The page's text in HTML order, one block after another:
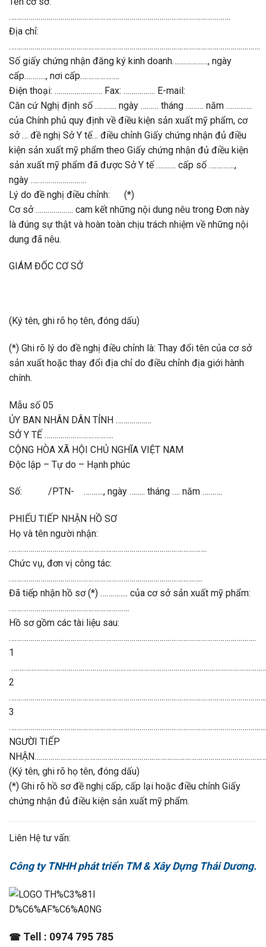
………………………………………………………………………………………………….
Địa chỉ:
……………………………………………………………………………………………………………….
Số giấy chứng nhận đăng ký kinh doanh………………, ngày
cấp……….., nơi cấp………………..
Điện thoại: …………………… Fax: ……………. E-mail:
Căn cứ Nghị định số ……….. ngày ……… tháng ……… năm ………….
của Chính phủ quy định về điều kiện sản xuất mỹ phẩm, cơ
sở … đề nghị Sở Y tế… điều chỉnh Giấy chứng nhận đủ điều
kiện sản xuất mỹ phẩm theo Giấy chứng nhận đủ điều kiện
sản xuất mỹ phẩm đã được Sở Y tế ………. cấp số ………….,
ngày ……………………….
Lý do đề nghị điều chỉnh: (*)
Cơ sở ………………. cam kết những nội dung nêu trong Đơn này
là đúng sự thật và hoàn toàn chịu trách nhiệm về những nội
dung đã nêu.
GIÁM ĐỐC CƠ SỞ
(Ký tên, ghi rõ họ tên, đóng dấu)
(*) Ghi rõ lý do đề nghị điều chỉnh là: Thay đổi tên của cơ sở
sản xuất hoặc thay đổi địa chỉ do điều chỉnh địa giới hành
chính.
Mẫu số 05
ỦY BAN NHÂN DÂN TỈNH ………………
SỞ Y TẾ ……………………………..
CỘNG HÒA XÃ HỘI CHỦ NGHĨA VIỆT NAM
Độc lập – Tự do – Hạnh phúc
Số: /PTN- ………., ngày …….. tháng …. năm ……….
PHIẾU TIẾP NHẬN HỒ SƠ
Họ và tên người nhận:
……………………………………………………………………………………….
Chức vụ, đơn vị công tác:
……………………………………………………………………………………..
Đã tiếp nhận hồ sơ (*) ………….. của cơ sở sản xuất mỹ phẩm:
…………………………………………………….
Hồ sơ gồm các tài liệu sau:
……………………………………………………………………………………………………………..
1
2
3
NGƯỜI TIẾP
(Ký tên, ghi rõ họ tên, đóng dấu)
(*) Ghi rõ hồ sơ đề nghị cấp, cấp lại hoặc điều chỉnh Giấy
chứng nhận đủ điều kiện sản xuất mỹ phẩm.
Liên Hệ tư vấn:
Công ty TNHH phát triển TM & Xây Dựng Thái Dương.
☎ Tell : 0974 795 785